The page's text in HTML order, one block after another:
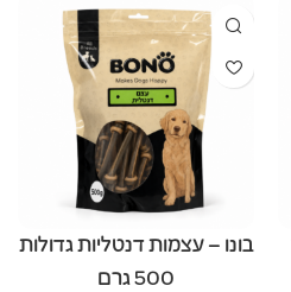
בונו – עצמות דנטליות גדולות
500 גרם